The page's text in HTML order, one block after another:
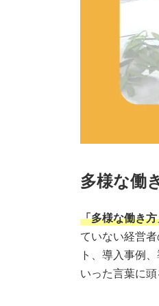
多様な働
「多様な働き
ていない経営
ト、導入事例
いった言葉に